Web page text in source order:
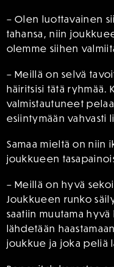
– Olen luottavainen
tahansa, niin
olemme siihen
– Meillä on selvä
häiritsisi tätä ryhmää.
valmistautuneet
esiintymään vahvasti
Samaa mieltä on niin
joukkueen
– Meillä on hyvä
Joukkueen runko
saatiin muutama
lähdetään
joukkue ja joka peliä